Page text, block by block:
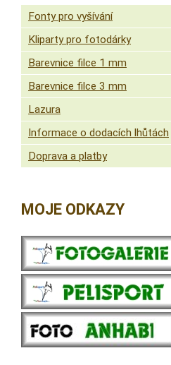
Fonty pro vyšívání
Kliparty pro fotodárky
Barevnice filce 1 mm
Barevnice filce 3 mm
Lazura
Informace o dodacích lhůtách
Doprava a platby
MOJE ODKAZY